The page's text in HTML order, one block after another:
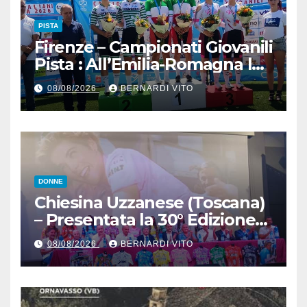
PISTA
Firenze – Campionati Giovanili
Pista : All’Emilia-Romagna la
Maglia Tricolore Madison
“Donne Allieve”
08/08/2026 BERNARDI VITO
DONNE
Chiesina Uzzanese (Toscana)
– Presentata la 30° Edizione
del Giro della Toscana
Femminile : Si disputerà dal
27 al 30 Agosto 2026
08/08/2026 BERNARDI VITO